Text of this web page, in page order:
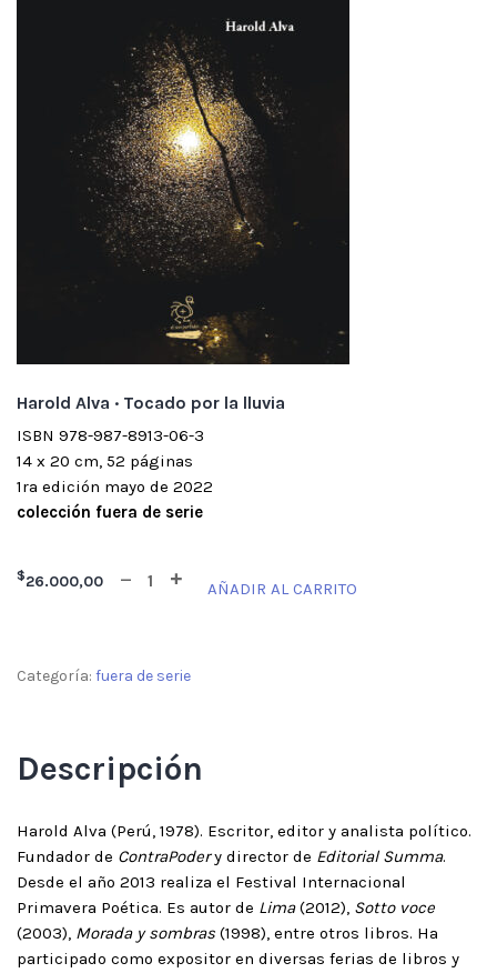
Harold Alva · Tocado por la lluvia
ISBN 978-987-8913-06-3
14 x 20 cm, 52 páginas
1ra edición mayo de 2022
colección fuera de serie
$26.000,00 AÑADIR AL CARRITO
Categoría: fuera de serie
Descripción
Harold Alva (Perú, 1978). Escritor, editor y analista político.
Fundador de ContraPodery director de Editorial Summa.
Desde el año 2013 realiza el Festival Internacional
Primavera Poética. Es autor de Lima(2012), Sotto voce
(2003), Morada y sombras (1998), entre otros libros. Ha
participado como expositor en diversas ferias de libros y